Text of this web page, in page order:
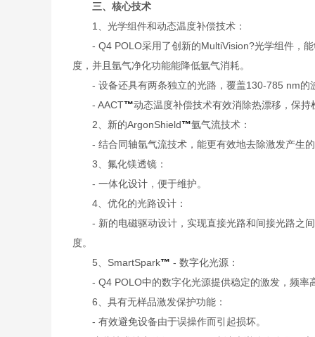
三、核心技术
1、光学组件和动态温度补偿技术：
- Q4 POLO采用了创新的MultiVision?光学组件，能
度，并且氩气净化功能能降低氩气消耗。
- 设备还具有两条独立的光路，覆盖130-785 nm的
- AACT™动态温度补偿技术有效消除热漂移，保
2、新的ArgonShield™氩气流技术：
- 结合同轴氩气流技术，能更有效地去除激发产生的
3、氟化镁透镜：
- 一体化设计，便于维护。
4、优化的光路设计：
- 新的电磁驱动设计，实现直接光路和间接光路之间
度。
5、SmartSpark™ - 数字化光源：
- Q4 POLO中的数字化光源提供稳定的激发，频率
6、具有无样品激发保护功能：
- 有效避免设备由于误操作而引起损坏。